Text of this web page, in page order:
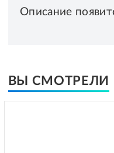
Описание
ВЫ СМОТРЕЛИ